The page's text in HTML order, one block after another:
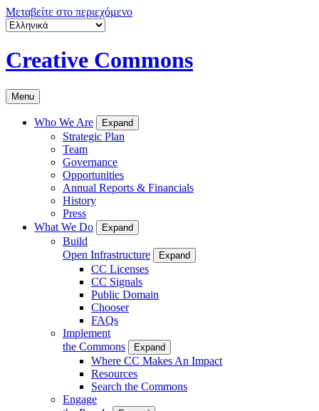
Μεταβείτε στο περιεχόμενο
Creative Commons
Menu
Who We Are Expand
Strategic Plan
Team
Governance
Opportunities
Annual Reports & Financials
History
Press
What We Do
Expand
Build
Open Infrastructure
Expand
CC Licenses
CC Signals
Public Domain
Chooser
FAQs
Implement
the Commons
Expand
Where CC Makes An Impact
Resources
Search the Commons
Engage